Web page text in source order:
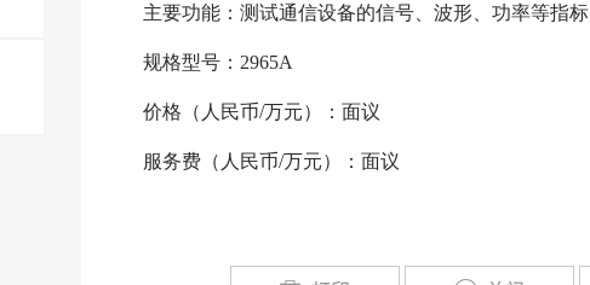
主要功能：测试通信设备的信号、波形、功率等指标
规格型号：2965A
价格（人民币/万元）：面议
服务费（人民币/万元）：面议